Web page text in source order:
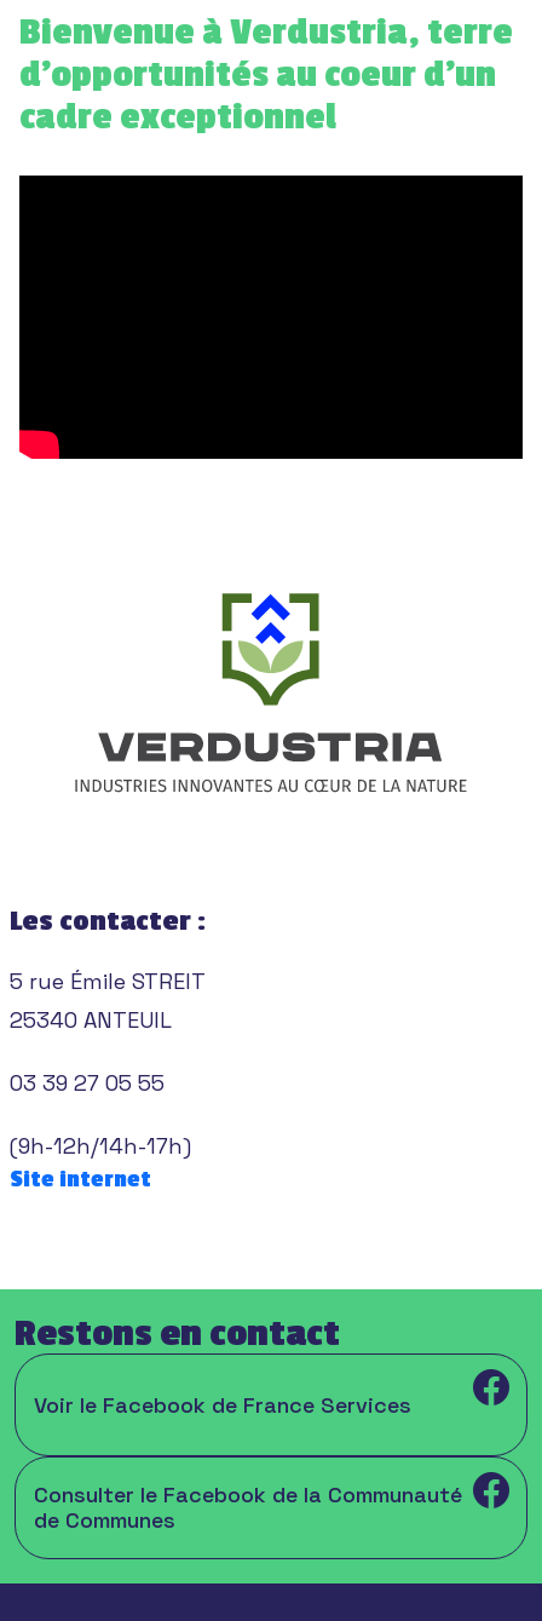
Bienvenue à Verdustria, terre
d’opportunités au coeur d’un
cadre exceptionnel
Les contacter :
5 rue Émile STREIT
25340 ANTEUIL
03 39 27 05 55
(9h-12h/14h-17h)
Site internet
Restons en contact
Voir le Facebook de France Services
Consulter le Facebook de la Communauté
de Communes